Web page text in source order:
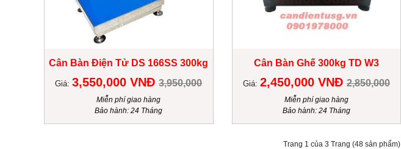
Cân Bàn Điện Tử DS 166SS 300kg
Giá:3,550,000 VNĐ3,950,000
Miễn phí giao hàng
Bảo hành: 24 Tháng
Cân Bàn Ghế 300kg TD W3
Giá: 2,450,000 VNĐ2,850,000
Miễn phí giao hàng
Bảo hành: 24 Tháng
Trang 1 của 3 Trang (48 sản phẩm)